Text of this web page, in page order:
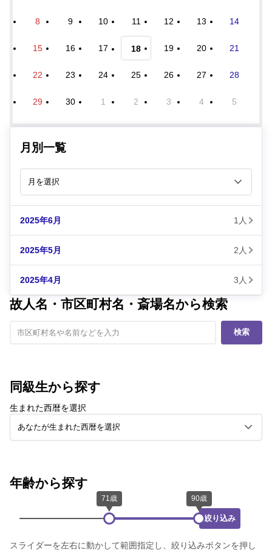
8 9 10 11 12 13 14
15 16 17 18 19 20 21
22 23 24 25 26 27 28
29 30 1 2 3 4 5
月別一覧
2025年6月 1人
2025年5月 2人
2025年4月 3人
故人名・市区町村名・斎場名から検索
検索
同級生から探す
生まれた西暦を選択
年齢から探す
絞り込み
スライダーを左右に動かして範囲指定し、絞り込みボタンを押し